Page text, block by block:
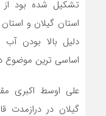
تشکیل شده بود از
استان گیلان و
دلیل بالا بودن
اساسی ترین موضوع
علی اوسط اکبری
گیلان در درازمدت